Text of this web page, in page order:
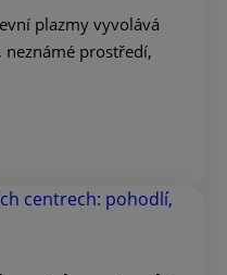
plazmy vyvolává
neznámé prostředí,